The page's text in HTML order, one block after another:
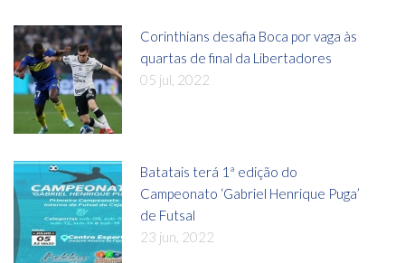
Corinthians desafia Boca por vaga às
quartas de final da Libertadores
05 jul, 2022
Batatais terá 1ª edição do
Campeonato ‘Gabriel Henrique Puga’
de Futsal
23 jun, 2022